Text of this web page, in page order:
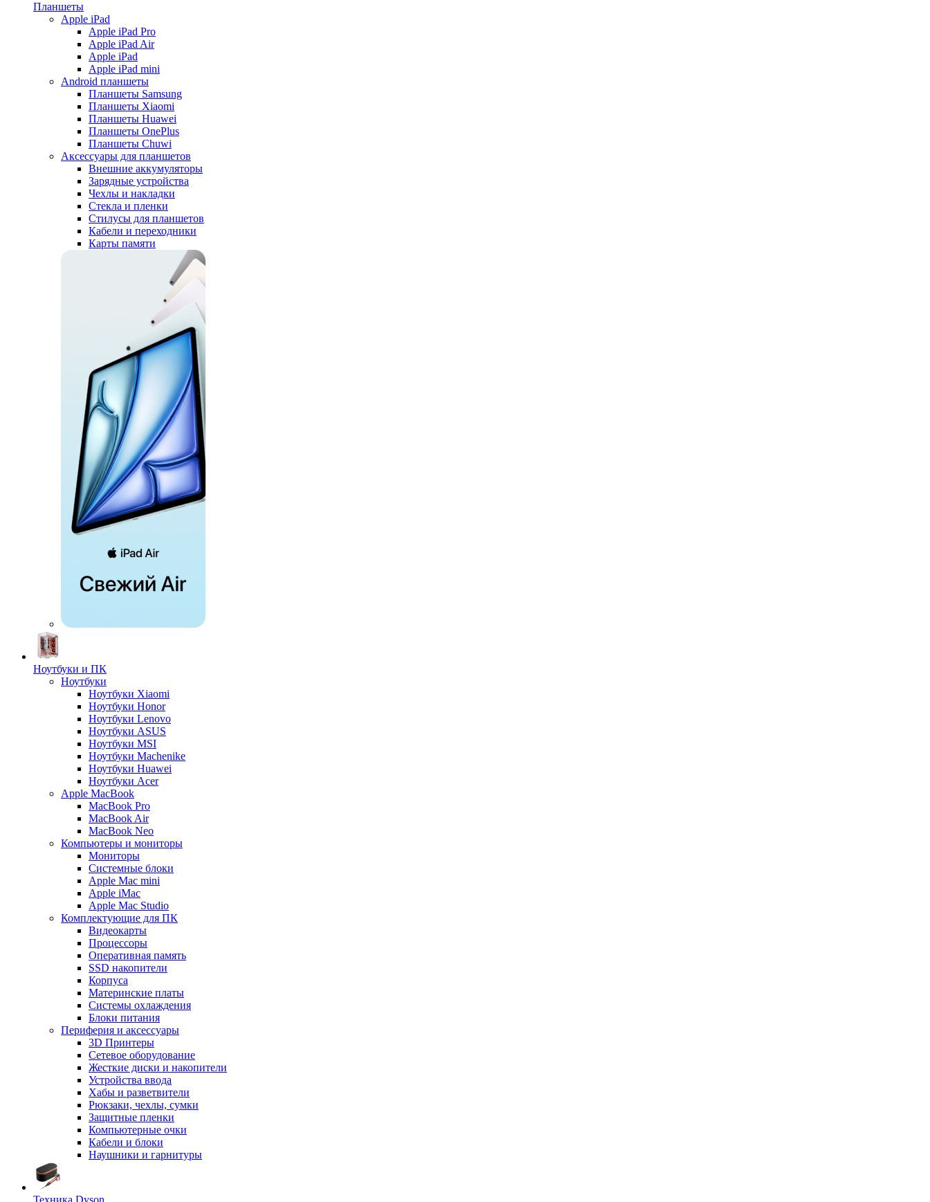
Планшеты
Apple iPad
Apple iPad Pro
Apple iPad Air
Apple iPad
Apple iPad mini
Android планшеты
Планшеты Samsung
Планшеты Xiaomi
Планшеты Huawei
Планшеты OnePlus
Планшеты Chuwi
Аксессуары для планшетов
Внешние аккумуляторы
Зарядные устройства
Чехлы и накладки
Стекла и пленки
Стилусы для планшетов
Кабели и переходники
Карты памяти
Ноутбуки и ПК
Ноутбуки
Ноутбуки Xiaomi
Ноутбуки Honor
Ноутбуки Lenovo
Ноутбуки ASUS
Ноутбуки MSI
Ноутбуки Machenike
Ноутбуки Huawei
Ноутбуки Acer
Apple MacBook
MacBook Pro
MacBook Air
MacBook Neo
Компьютеры и мониторы
Мониторы
Системные блоки
Apple Mac mini
Apple iMac
Apple Mac Studio
Комплектующие для ПК
Видеокарты
Процессоры
Оперативная память
SSD накопители
Корпуса
Материнские платы
Системы охлаждения
Блоки питания
Периферия и аксессуары
3D Принтеры
Сетевое оборудование
Жесткие диски и накопители
Устройства ввода
Хабы и разветвители
Рюкзаки, чехлы, сумки
Защитные пленки
Компьютерные очки
Кабели и блоки
Наушники и гарнитуры
Техника Dyson